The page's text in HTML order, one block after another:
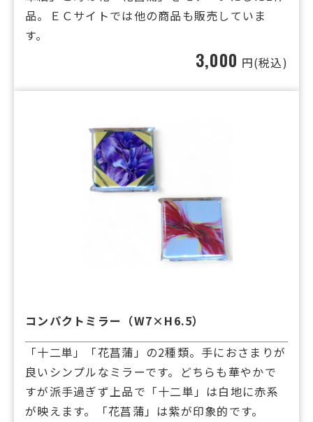
品。ＥＣサイトでは他の商品も販売していま
す。
3,000 円(税込)
コンパクトミラー（W7×H6.5）
「十二単」「花菖蒲」の2種類。手におさまりが
良いシンプルなミラーです。どちらも華やかで
すが派手過ぎず上品で「十二単」は白地に赤系
が映えます。「花菖蒲」は紫が印象的です。